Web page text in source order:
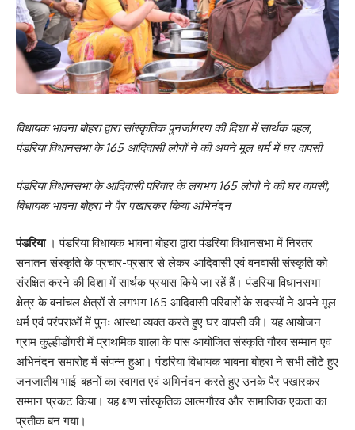
विधायक भावना बोहरा द्वारा सांस्कृतिक पुनर्जागरण की दिशा में सार्थक पहल,
पंडरिया विधानसभा के 165 आदिवासी लोगों ने की अपने मूल धर्म में घर वापसी
पंडरिया विधानसभा के आदिवासी परिवार के लगभग 165 लोगों ने की घर वापसी,
विधायक भावना बोहरा ने पैर पखारकर किया अभिनंदन
पंडरिया। पंडरिया विधायक भावना बोहरा द्वारा पंडरिया विधानसभा में निरंतर
सनातन संस्कृति के प्रचार-प्रसार से लेकर आदिवासी एवं वनवासी संस्कृति को
संरक्षित करने की दिशा में सार्थक प्रयास किये जा रहें हैं। पंडरिया विधानसभा
क्षेत्र के वनांचल क्षेत्रों से लगभग 165 आदिवासी परिवारों के सदस्यों ने अपने मूल
धर्म एवं परंपराओं में पुनः आस्था व्यक्त करते हुए घर वापसी की। यह आयोजन
ग्राम कुल्हीडोंगरी में प्राथमिक शाला के पास आयोजित संस्कृति गौरव सम्मान एवं
अभिनंदन समारोह में संपन्न हुआ। पंडरिया विधायक भावना बोहरा ने सभी लौटे हुए
जनजातीय भाई-बहनों का स्वागत एवं अभिनंदन करते हुए उनके पैर पखारकर
सम्मान प्रकट किया। यह क्षण सांस्कृतिक आत्मगौरव और सामाजिक एकता का
प्रतीक बन गया।